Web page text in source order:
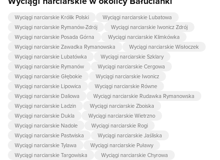
Wyciągi narciarskie Królik Polski
Wyciągi narciarskie Lubatowa
Wyciągi narciarskie Rymanów-Zdrój
Wyciągi narciarskie Iwonicz Zdrój
Wyciągi narciarskie Posada Górna
Wyciągi narciarskie Klimkówka
Wyciągi narciarskie Zawadka Rymanowska
Wyciągi narciarskie Wisłoczek
Wyciągi narciarskie Lubatówka
Wyciągi narciarskie Szklary
Wyciągi narciarskie Rymanów
Wyciągi narciarskie Cergowa
Wyciągi narciarskie Głębokie
Wyciągi narciarskie Iwonicz
Wyciągi narciarskie Lipowica
Wyciągi narciarskie Równe
Wyciągi narciarskie Daliowa
Wyciągi narciarskie Rudawka Rymanowska
Wyciągi narciarskie Ladzin
Wyciągi narciarskie Zboiska
Wyciągi narciarskie Dukla
Wyciągi narciarskie Wietrzno
Wyciągi narciarskie Nadole
Wyciągi narciarskie Rogi
Wyciągi narciarskie Pastwiska
Wyciągi narciarskie Jaśliska
Wyciągi narciarskie Tylawa
Wyciągi narciarskie Puławy
Wyciągi narciarskie Targowiska
Wyciągi narciarskie Chyrowa